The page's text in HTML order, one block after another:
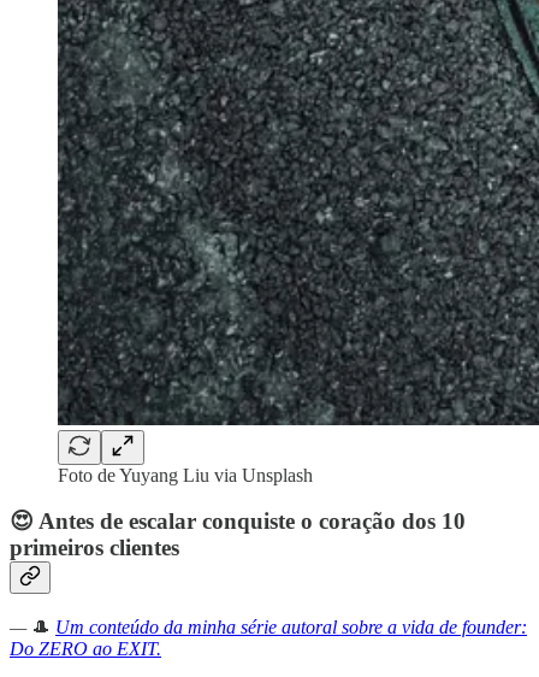
Foto de Yuyang Liu via Unsplash
😍 Antes de escalar conquiste o coração dos 10
primeiros clientes
— 🎩 Um conteúdo da minha série autoral sobre a vida de founder:
Do ZERO ao EXIT.